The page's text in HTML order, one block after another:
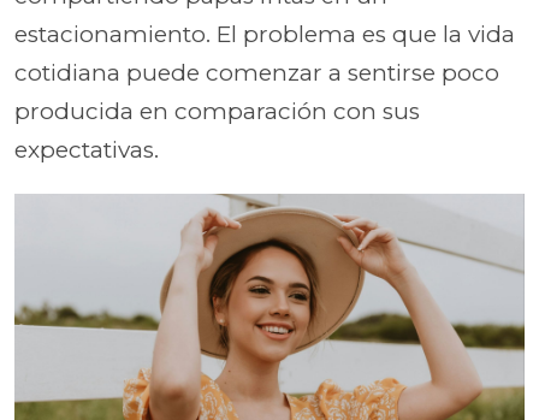
estacionamiento. El problema es que la vida
cotidiana puede comenzar a sentirse poco
producida en comparación con sus
expectativas.